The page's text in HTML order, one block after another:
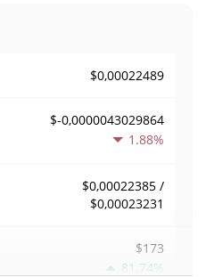
$0,00022489
$-0,0000043029864
1.88%
$0,00022385 /
$0,00023231
$173
81.74%